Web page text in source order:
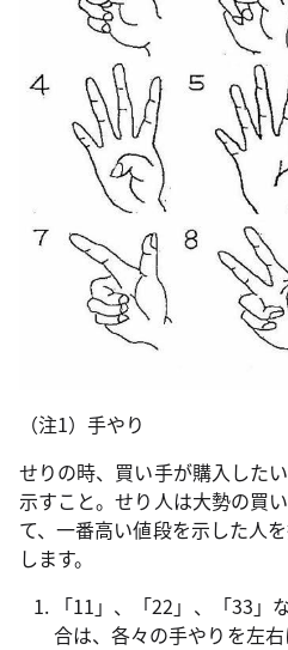
（注1）手やり
せりの時、買い手が購入した
示すこと。せり人は大勢の買
て、一番高い値段を示した人
します。
「11」、「22」、「33」
合は、各々の手やりを左右